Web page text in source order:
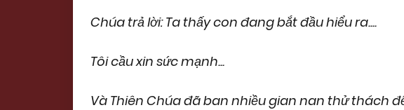
Chúa trả lời: Ta thấy con đang bắt đầu hiểu ra....
Tôi cầu xin sức mạnh...
Và Thiên Chúa đã ban nhiều gian nan thử thách